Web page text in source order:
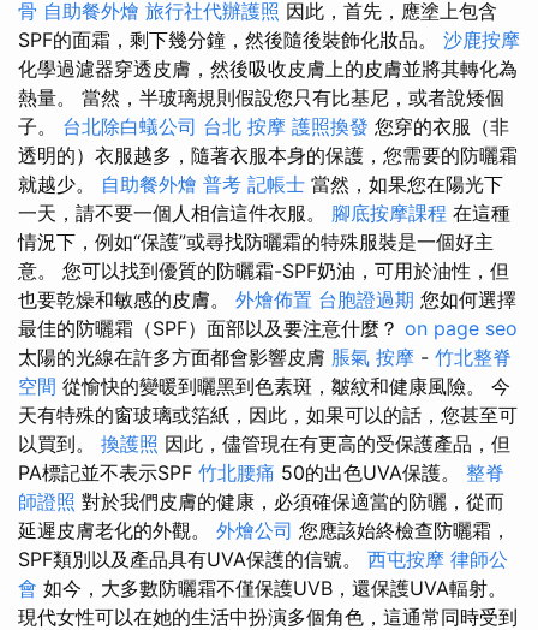
骨 自助餐外燴 旅行社代辦護照 因此，首先，應塗上包含
SPF的面霜，剩下幾分鐘，然後隨後裝飾化妝品。 沙鹿按摩
化學過濾器穿透皮膚，然後吸收皮膚上的皮膚並將其轉化為
熱量。 當然，半玻璃規則假設您只有比基尼，或者說矮個
子。 台北除白蟻公司 台北 按摩 護照換發 您穿的衣服（非
透明的）衣服越多，隨著衣服本身的保護，您需要的防曬霜
就越少。 自助餐外燴 普考 記帳士 當然，如果您在陽光下
一天，請不要一個人相信這件衣服。 腳底按摩課程 在這種
情況下，例如“保護”或尋找防曬霜的特殊服裝是一個好主
意。 您可以找到優質的防曬霜-SPF奶油，可用於油性，但
也要乾燥和敏感的皮膚。 外燴佈置 台胞證過期 您如何選擇
最佳的防曬霜（SPF）面部以及要注意什麼？ on page seo
太陽的光線在許多方面都會影響皮膚 脹氣 按摩 - 竹北整脊
空間 從愉快的變暖到曬黑到色素斑，皺紋和健康風險。 今
天有特殊的窗玻璃或箔紙，因此，如果可以的話，您甚至可
以買到。 換護照 因此，儘管現在有更高的受保護產品，但
PA標記並不表示SPF 竹北腰痛 50的出色UVA保護。 整脊
師證照 對於我們皮膚的健康，必須確保適當的防曬，從而
延遲皮膚老化的外觀。 外燴公司 您應該始終檢查防曬霜，
SPF類別以及產品具有UVA保護的信號。 西屯按摩 律師公
會 如今，大多數防曬霜不僅保護UVB，還保護UVA輻射。
現代女性可以在她的生活中扮演多個角色，這通常同時受到